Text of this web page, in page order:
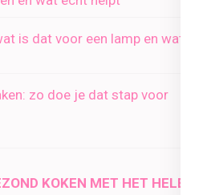
is dat voor een lamp en wat
zo doe je dat stap voor
KOKEN MET HET HELE